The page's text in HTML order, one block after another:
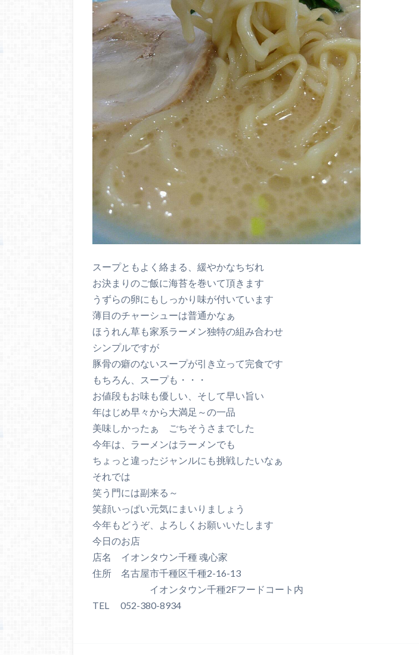
スープともよく絡まる、緩やかなちぢれ
お決まりのご飯に海苔を巻いて頂きます
うずらの卵にもしっかり味が付いています
薄目のチャーシューは普通かなぁ
ほうれん草も家系ラーメン独特の組み合わせ
シンプルですが
豚骨の癖のないスープが引き立って完食です
もちろん、スープも・・・
お値段もお味も優しい、そして早い旨い
年はじめ早々から大満足～の一品
美味しかったぁ ごちそうさまでした
今年は、ラーメンはラーメンでも
ちょっと違ったジャンルにも挑戦したいなぁ
それでは
笑う門には副来る～
笑顔いっぱい元気にまいりましょう
今年もどうぞ、よろしくお願いいたします
今日のお店
店名 イオンタウン千種 魂心家
住所 名古屋市千種区千種2-16-13
イオンタウン千種2Fフードコート内
TEL 052-380-8934